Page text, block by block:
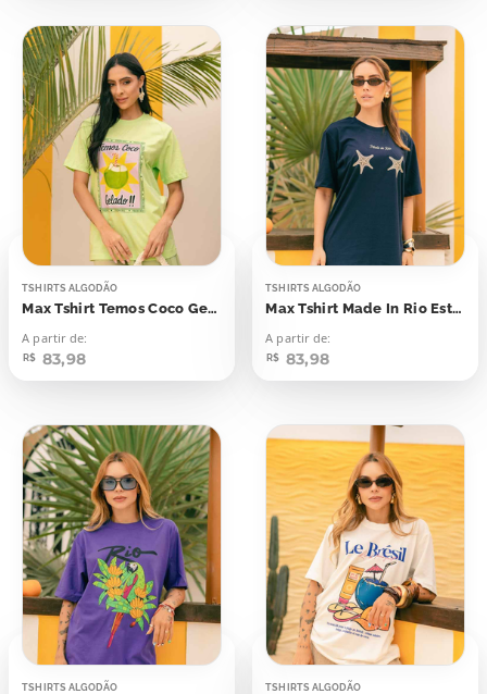
TSHIRTS ALGODÃO
Max Tshirt Temos Coco Gelado From Rio
A partir de:
R$ 83,98
TSHIRTS ALGODÃO
Max Tshirt Made In Rio Estrelas do Mar
A partir de:
R$ 83,98
TSHIRTS ALGODÃO TSHIRTS ALGODÃO